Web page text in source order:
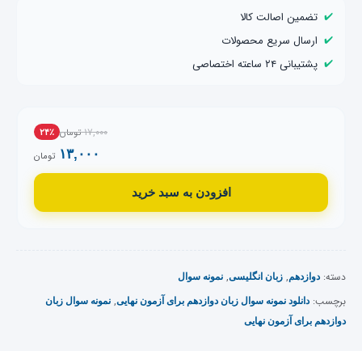
✔️ تضمین اصالت کالا
✔️ ارسال سریع محصولات
✔️ پشتیبانی ۲۴ ساعته اختصاصی
۱۷,۰۰۰ تومان ۲۴٪
۱۳,۰۰۰ تومان
افزودن به سبد خرید
دسته:دوازدهم, زبان انگلیسی, نمونه سوال
برچسب:دانلود نمونه سوال زبان دوازدهم برای آزمون نهایی, نمونه سوال زبان
دوازدهم برای آزمون نهایی